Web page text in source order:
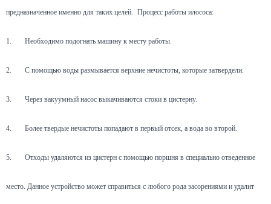
предназначенное именно для таких целей. Процесс работы илососа:
1. Необходимо подогнать машину к месту работы.
2. С помощью воды размывается верхние нечистоты, которые затвердели.
3. Через вакуумный насос выкачиваются стоки в цистерну.
4. Более твердые нечистоты попадают в первый отсек, а вода во второй.
5. Отходы удаляются из цистерн с помощью поршня в специально отведенное
место. Данное устройство может справиться с любого рода засорениями и удалит